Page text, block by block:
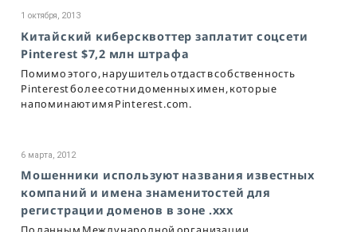
1 октября, 2013
Китайский киберсквоттер заплатит соцсети
Pinterest $7,2 млн штрафа
Помимо этого, нарушитель отдаст в собственность
Pinterest более сотни доменных имен, которые
напоминают имя Pinterest.com.
6 марта, 2012
Мошенники используют названия известных
компаний и имена знаменитостей для
регистрации доменов в зоне .xxx